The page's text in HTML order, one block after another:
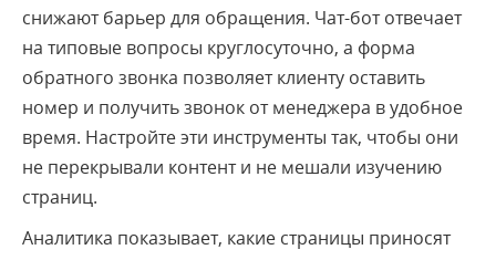
снижают барьер для обращения. Чат-бот отвечает
на типовые вопросы круглосуточно, а форма
обратного звонка позволяет клиенту оставить
номер и получить звонок от менеджера в удобное
время. Настройте эти инструменты так, чтобы они
не перекрывали контент и не мешали изучению
страниц.
Аналитика показывает, какие страницы приносят